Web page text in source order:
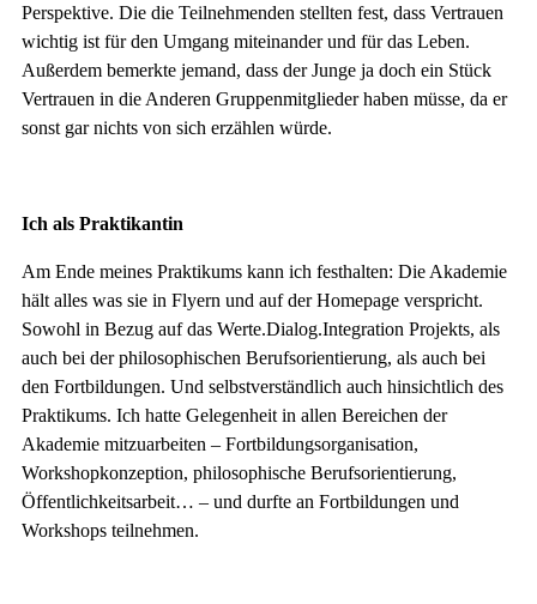
Perspektive. Die die Teilnehmenden stellten fest, dass Vertrauen
wichtig ist für den Umgang miteinander und für das Leben.
Außerdem bemerkte jemand, dass der Junge ja doch ein Stück
Vertrauen in die Anderen Gruppenmitglieder haben müsse, da er
sonst gar nichts von sich erzählen würde.
Ich als Praktikantin
Am Ende meines Praktikums kann ich festhalten: Die Akademie
hält alles was sie in Flyern und auf der Homepage verspricht.
Sowohl in Bezug auf das Werte.Dialog.Integration Projekts, als
auch bei der philosophischen Berufsorientierung, als auch bei
den Fortbildungen. Und selbstverständlich auch hinsichtlich des
Praktikums. Ich hatte Gelegenheit in allen Bereichen der
Akademie mitzuarbeiten – Fortbildungsorganisation,
Workshopkonzeption, philosophische Berufsorientierung,
Öffentlichkeitsarbeit… – und durfte an Fortbildungen und
Workshops teilnehmen.